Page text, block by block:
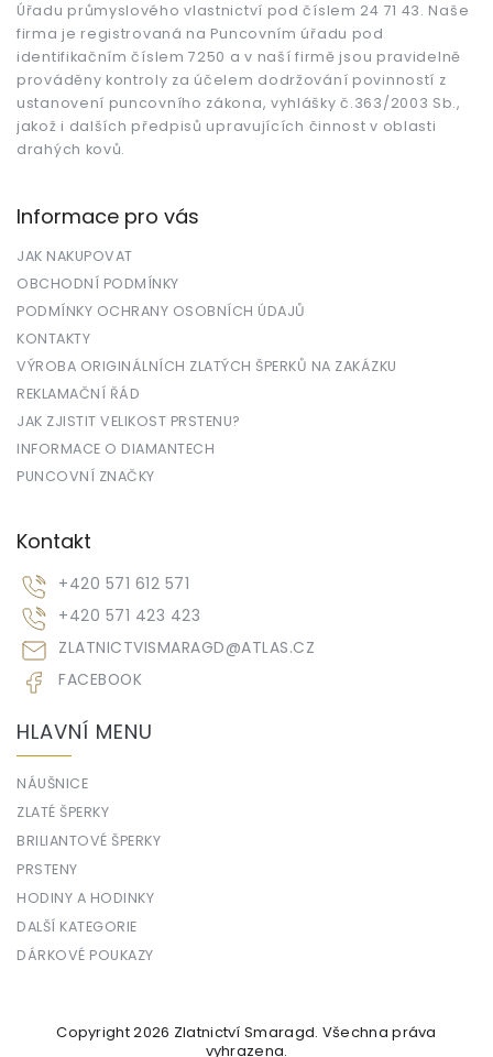
Úřadu průmyslového vlastnictví pod číslem 24 71 43. Naše
firma je registrovaná na Puncovním úřadu pod
identifikačním číslem 7250 a v naší firmě jsou pravidelně
prováděny kontroly za účelem dodržování povinností z
ustanovení puncovního zákona, vyhlášky č.363/2003 Sb.,
jakož i dalších předpisů upravujících činnost v oblasti
drahých kovů.
Informace pro vás
JAK NAKUPOVAT
OBCHODNÍ PODMÍNKY
PODMÍNKY OCHRANY OSOBNÍCH ÚDAJŮ
KONTAKTY
VÝROBA ORIGINÁLNÍCH ZLATÝCH ŠPERKŮ NA ZAKÁZKU
REKLAMAČNÍ ŘÁD
JAK ZJISTIT VELIKOST PRSTENU?
INFORMACE O DIAMANTECH
PUNCOVNÍ ZNAČKY
Kontakt
ZLATNICTVISMARAGD@ATLAS.CZ
+420 571 612 571
+420 571 423 423
FACEBOOK
HLAVNÍ MENU
NÁUŠNICE
ZLATÉ ŠPERKY
BRILIANTOVÉ ŠPERKY
PRSTENY
HODINY A HODINKY
DALŠÍ KATEGORIE
DÁRKOVÉ POUKAZY
Copyright 2026 Zlatnictví Smaragd. Všechna práva
vyhrazena.